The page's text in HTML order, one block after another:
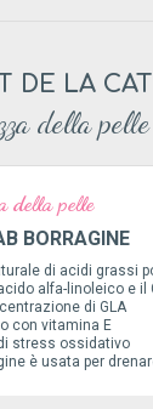
DE LA
della pelle
della pelle
BORRAGINE
di acidi grassi
alfa-linoleico e il
di GLA
con vitamina E
stress ossidativo
è usata per